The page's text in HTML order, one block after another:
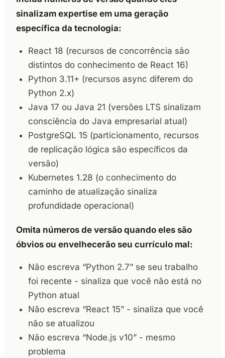
sinalizam expertise em uma geração
específica da tecnologia:
React 18 (recursos de concorrência são
distintos do conhecimento de React 16)
Python 3.11+ (recursos async diferem do
Python 2.x)
Java 17 ou Java 21 (versões LTS sinalizam
consciência do Java empresarial atual)
PostgreSQL 15 (particionamento, recursos
de replicação lógica são específicos da
versão)
Kubernetes 1.28 (o conhecimento do
caminho de atualização sinaliza
profundidade operacional)
Omita números de versão quando eles são
óbvios ou envelhecerão seu currículo mal:
Não escreva “Python 2.7” se seu trabalho
foi recente - sinaliza que você não está no
Python atual
Não escreva “React 15” - sinaliza que você
não se atualizou
Não escreva “Node.js v10” - mesmo
problema